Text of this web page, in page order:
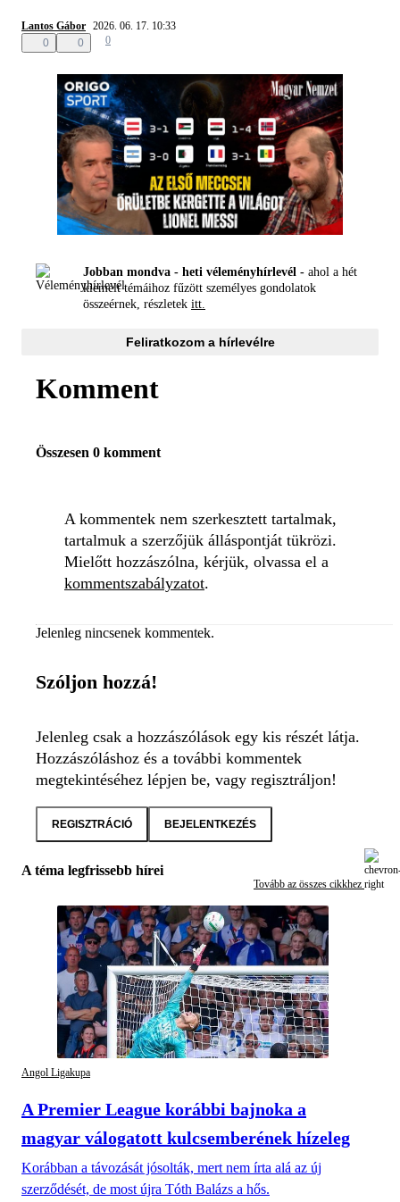
Lantos Gábor 2026. 06. 17. 10:33
0
0 0
Jobban mondva - heti véleményhírlevél - ahol a hét
kiemelt témáihoz fűzött személyes gondolatok
összeérnek, részletek itt.
Feliratkozom a hírlevélre
Komment
Összesen 0 komment
A kommentek nem szerkesztett tartalmak,
tartalmuk a szerzőjük álláspontját tükrözi.
Mielőtt hozzászólna, kérjük, olvassa el a
kommentszabályzatot.
Jelenleg nincsenek kommentek.
Szóljon hozzá!
Jelenleg csak a hozzászólások egy kis részét látja.
Hozzászóláshoz és a további kommentek
megtekintéséhez lépjen be, vagy regisztráljon!
REGISZTRÁCIÓ BEJELENTKEZÉS
A téma legfrissebb hírei
Tovább az összes cikkhez
Angol Ligakupa
A Premier League korábbi bajnoka a
magyar válogatott kulcsemberének hízeleg
Korábban a távozását jósolták, mert nem írta alá az új
szerződését, de most újra Tóth Balázs a hős.